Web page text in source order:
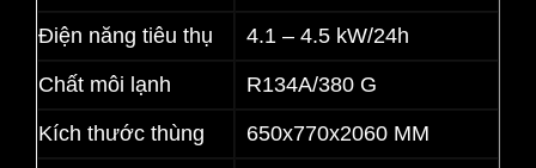
Điện năng tiêu thụ 4.1 – 4.5 kW/24h
Chất môi lạnh R134A/380 G
Kích thước thùng 650x770x2060 MM